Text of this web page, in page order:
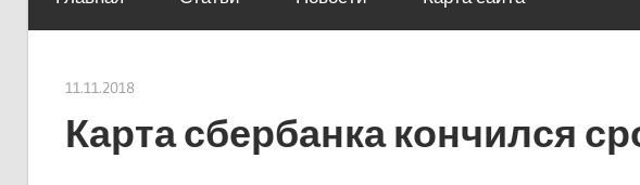
11.11.2018Евгений Георгиевич
Карта сбербанка кончился